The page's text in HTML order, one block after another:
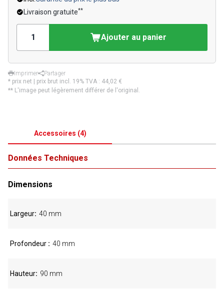
Livraison gratuite**
Ajouter au panier
Imprimer
Partager
* prix net | prix brut incl. 19% TVA : 44,02 €
** L'image peut légèrement différer de l'original.
Accessoires (4)
Données Techniques
Dimensions
Largeur 40 mm
Profondeur 40 mm
Hauteur 90 mm